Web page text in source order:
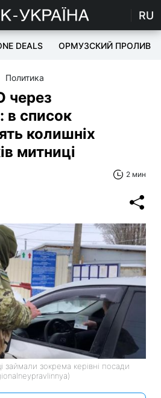
RU
DEALS ОРМУЗСКИЙ ПРОЛИВ
Политика
через
в список
колишніх
митниці
2 мин
займали зокрема керівні посади